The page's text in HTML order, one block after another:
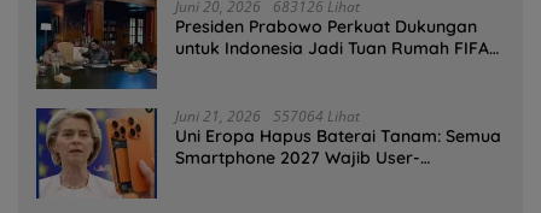
Juni 20, 2026 683126 Lihat
Presiden Prabowo Perkuat Dukungan
untuk Indonesia Jadi Tuan Rumah FIFA
Juni 21, 2026 557064 Lihat
Uni Eropa Hapus Baterai Tanam: Semua
Smartphone 2027 Wajib User-